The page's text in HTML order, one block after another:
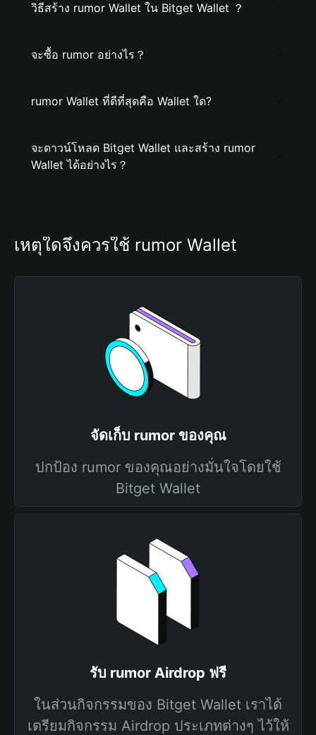
วิธีสร้าง rumor Wallet ใน Bitget Wallet ？
จะซื้อ rumor อย่างไร？
rumor Wallet ที่ดีที่สุดคือ Wallet ใด?
จะดาวน์โหลด Bitget Wallet และสร้าง rumor
Wallet ได้อย่างไร？
เหตุใดจึงควรใช้ rumor Wallet
จัดเก็บ rumor ของคุณ
ปกป้อง rumor ของคุณอย่างมั่นใจโดยใช้
Bitget Wallet
รับ rumor Airdrop ฟรี
ในส่วนกิจกรรมของ Bitget Wallet เราได้
เตรียมกิจกรรม Airdrop ประเภทต่างๆ ไว้ให้